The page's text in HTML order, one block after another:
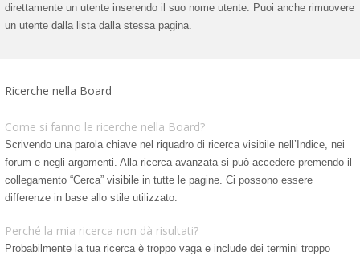
direttamente un utente inserendo il suo nome utente. Puoi anche rimuovere
un utente dalla lista dalla stessa pagina.
Ricerche nella Board
Come si fanno le ricerche nella Board?
Scrivendo una parola chiave nel riquadro di ricerca visibile nell’Indice, nei
forum e negli argomenti. Alla ricerca avanzata si può accedere premendo il
collegamento “Cerca” visibile in tutte le pagine. Ci possono essere
differenze in base allo stile utilizzato.
Perché la mia ricerca non dà risultati?
Probabilmente la tua ricerca è troppo vaga e include dei termini troppo